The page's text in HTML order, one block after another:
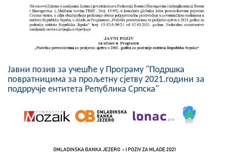
Активности
Јавни позиви
Обавјештења
Заштита од пожара
Геоистраживања
ФИНАНСИЈЕ
Јавни позив за учешће у Програму "Подршка
повратницима за прољетну сјетву 2021.години за
подрручје ентитета Република Српска"